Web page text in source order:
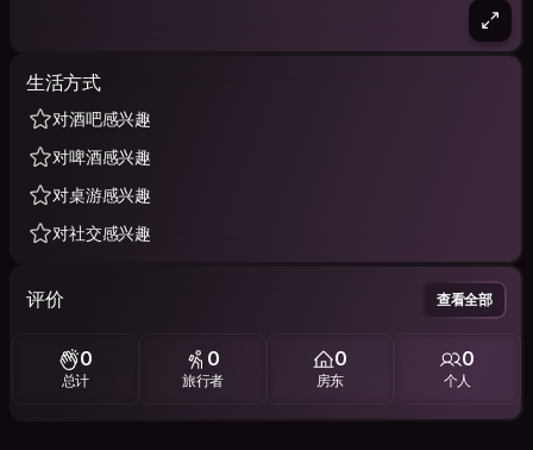
生活方式
对酒吧感兴趣
对啤酒感兴趣
对桌游感兴趣
对社交感兴趣
评价 查看全部
0
总计
0
旅行者
0
房东
0
个人